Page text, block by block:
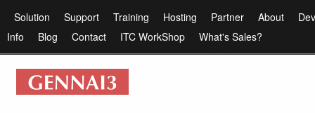
コ
ン
メ
イ
ン
ニ
Solution Support Training Hosting Partner About
Info
Blog Contact ITC WorkShop What's Sales?